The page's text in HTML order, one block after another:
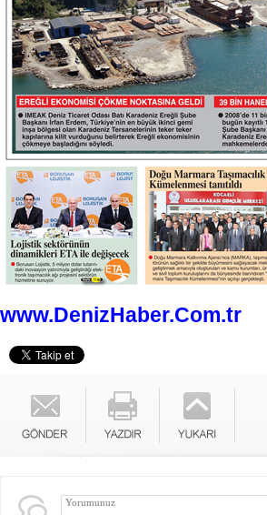
www.DenizHaber.Com.tr